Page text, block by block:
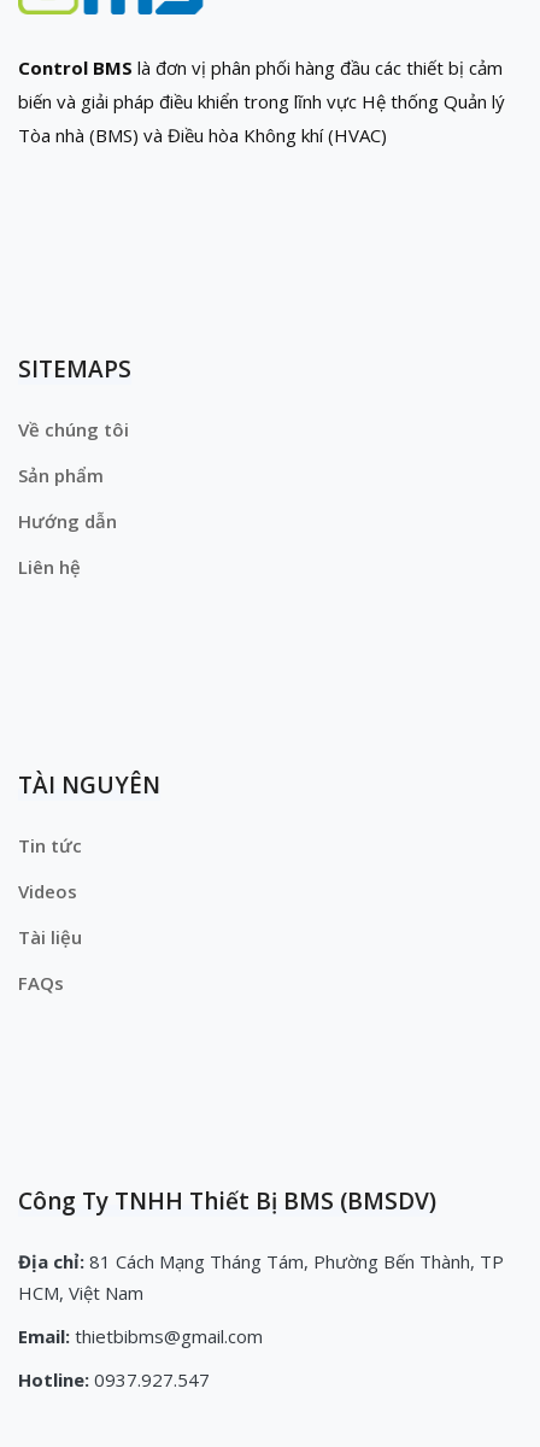
Control BMS là đơn vị phân phối hàng đầu các thiết bị cảm
biến và giải pháp điều khiển trong lĩnh vực Hệ thống Quản lý
Tòa nhà (BMS) và Điều hòa Không khí (HVAC)
SITEMAPS
Về chúng tôi
Sản phẩm
Hướng dẫn
Liên hệ
TÀI NGUYÊN
Tin tức
Videos
Tài liệu
FAQs
Công Ty TNHH Thiết Bị BMS (BMSDV)
Địa chỉ: 81 Cách Mạng Tháng Tám, Phường Bến Thành, TP
HCM, Việt Nam
Email: thietbibms@gmail.com
Hotline: 0937.927.547